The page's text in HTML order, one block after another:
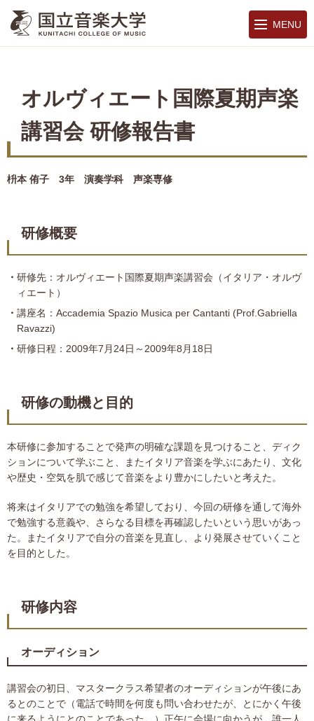
MENU
オルヴィエート国際夏期声楽
講習会 研修報告書
枡本 侑子 3年 演奏学科 声楽専修
研修概要
研修先：オルヴィエート国際夏期声楽講習会（イタリア・オルヴ
ィエート）
講座名：Accademia Spazio Musica per Cantanti (Prof.Gabriella
Ravazzi)
研修日程：2009年7月24日～2009年8月18日
研修の動機と目的
本研修に参加することで発声の明確な課題を見つけること、ディク
ションについて学ぶこと、またイタリア音楽を学ぶにあたり、文化
や歴史・空気を肌で感じて音楽をより豊かにしたいと考えた。
将来はイタリアでの勉強を希望しており、今回の研修を通して海外
で勉強する意義や、さらなる目標を再確認したいという思いがあっ
た。またイタリアで自分の音楽を見直し、より発展させていくこと
を目的とした。
研修内容
オーディション
講習会の初日、マスタークラス希望者のオーディションが午後にあ
るとのことで（電話で時間を何度も問い合わせたが、とにかく午後